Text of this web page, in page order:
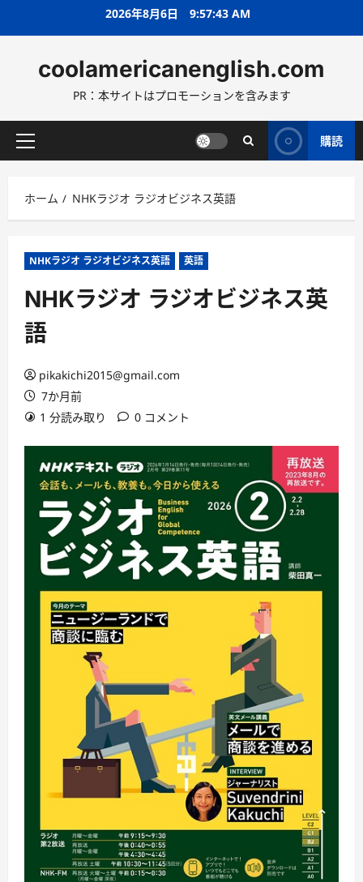
ス
ッ
2026年8月6日 9:57:44 AM
coolamericanenglish.com
PR：本サイトはプロモーションを含みます
メ
メ
ニ
ー
購読
ホーム NHKラジオ ラジオビジネス英語
NHKラジオ ラジオビジネス英語 英語
NHKラジオ ラジオビジネス英
語
pikakichi2015@gmail.com
7か月前
1 分読み取り
0 コメント